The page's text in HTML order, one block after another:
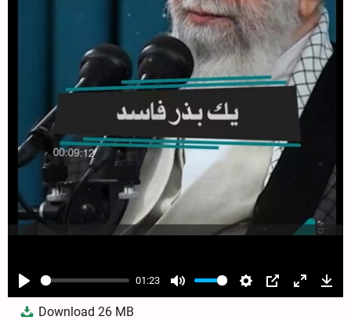
Play
01:23
Mute Settings
PIP Enter
Download26 MB